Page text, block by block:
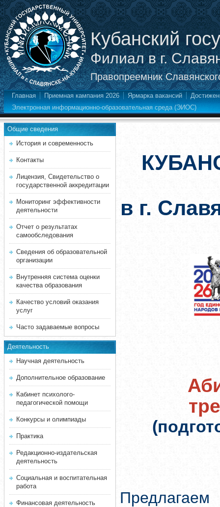
Кубанский
Филиал в г.
Правопреемник
Главная Приемная кампания 2026 Ярмарка вакансий
Электронная информационно-образовательная среда (ЭИОС)
Общие сведения
История и современность
Контакты
Лицензия, Свидетельство о
государственной аккредитации
Мониторинг эффективности
деятельности
Отчет о результатах
самообследования
Сведения об образовательной
организации
Внутренняя система оценки
качества образования
Качество условий оказания
услуг
Часто задаваемые вопросы
Деятельность
Научная деятельность
Дополнительное образование
Кабинет психолого-
педагогической помощи
Конкурсы и олимпиады
Практика
Редакционно-издательская
деятельность
Социальная и воспитательная
работа
Финансовая деятельность
в г.
Предлагаем